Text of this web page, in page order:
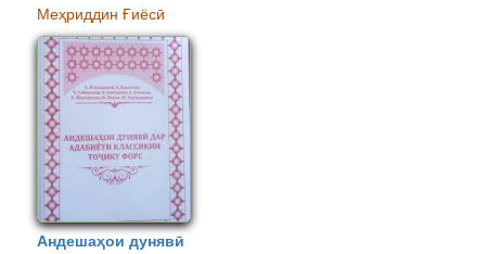
ДАВЛАТДОРИИ
ПЕШВОИ МИЛЛАТ
Меҳриддин Ғиёсӣ
Андешаҳои дунявӣ